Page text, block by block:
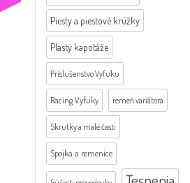
Piesty a piestové krúžky
Plasty kapotáže
Príslušenstvo Vyfuku
Racing Vyfuky remeň variátora
Skrutky a malé časti
Spojka a remenice